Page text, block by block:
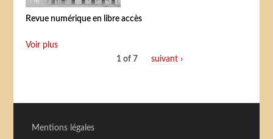
Revue numérique en libre accès
Voir plus
1 of 7
suivant ›
Mentions légales